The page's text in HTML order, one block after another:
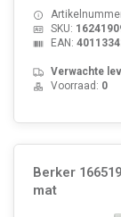
SKU:
EAN:
Verwachte
Voorraad: 0
Berker
mat